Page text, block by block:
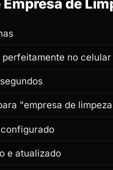
de
no celular
"empresa de
e atualizado